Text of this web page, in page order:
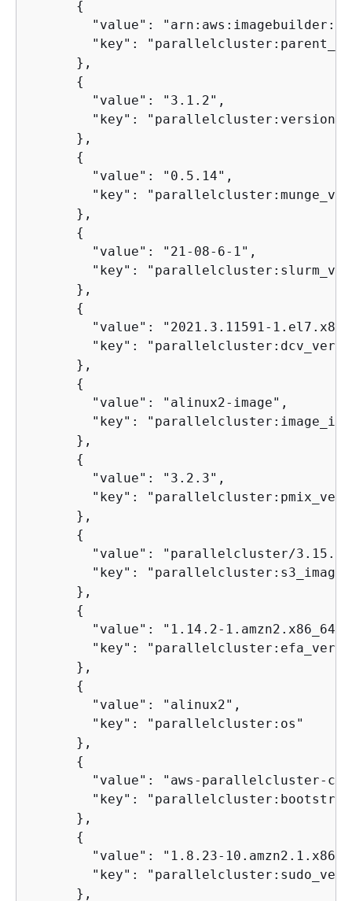
{
"value":
"key":
      },
{
        "value": "3.1.2",
        "key": "parallelcluster:version"
      },
{
        "value": "0.5.14",
"key":
      },
{
        "value": "21-08-6-1",
"key":
      },
{
"value": "2021.3.11591-
"key":
      },
{
        "value": "alinux2-image",
        "key": "parallelcluster:image_id"
      },
{
        "value": "3.2.3",
"key":
      },
{
"value": "parallelcluster/
"key":
      },
{
        "value": "1.14.2-1.amzn2.x86_64",
"key":
      },
{
        "value": "alinux2",
        "key": "parallelcluster:os"
      },
{
"value": "aws-parallelcluster-
"key":
      },
{
"value": "1.8.23-
"key":
      },